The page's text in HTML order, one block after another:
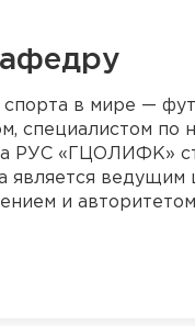
в мире —
специалистом по
РУС «ГЦОЛИФК»
является ведущим
и